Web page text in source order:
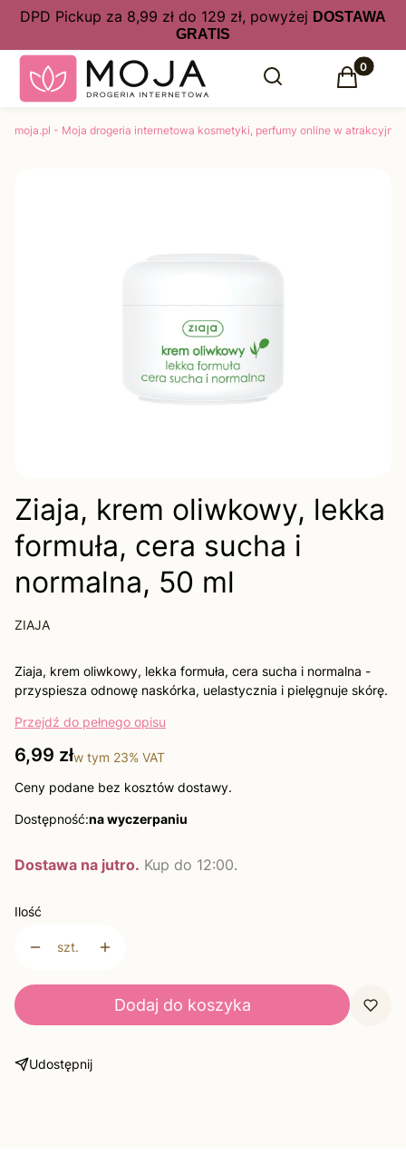
DPD Pickup za 8,99 zł do 129 zł, powyżej DOSTAWA
GRATIS
Otwórz wyszukiwarkę
Szukaj Produkty
Koszyk
moja.pl - Moja drogeria internetowa kosmetyki, perfumy online w
Ziaja, krem oliwkowy, lekka
formuła, cera sucha i
normalna, 50 ml
ZIAJA
Ziaja, krem oliwkowy, lekka formuła, cera sucha i normalna -
przyspiesza odnowę naskórka, uelastycznia i pielęgnuje skórę.
Przejdź do pełnego opisu
Cena
6,99 złw tym 23% VAT
Ceny podane bez kosztów dostawy.
Dostępność:na wyczerpaniu
Dostawa na jutro. Kup do 12:00.
Ilość
szt.
Dodaj do koszyka
Udostępnij